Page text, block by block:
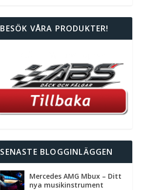
BESÖK VÅRA PRODUKTER!
SENASTE BLOGGINLÄGGEN
Mercedes AMG Mbux – Ditt
nya musikinstrument